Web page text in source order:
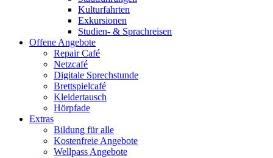
Kulturfahrten
Exkursionen
Studien- & Sprachreisen
Offene Angebote
Repair Café
Netzcafé
Digitale Sprechstunde
Brettspielcafé
Kleidertausch
Hörpfade
Extras
Bildung für alle
Kostenfreie Angebote
Wellpass Angebote